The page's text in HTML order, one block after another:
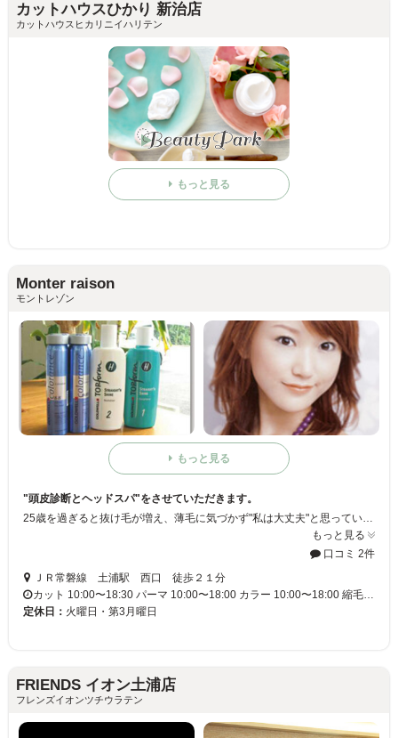
カットハウスひかり 新治店
カットハウスヒカリニイハリテン
もっと見る
Monter raison
モントレゾン
もっと見る
"頭皮診断とヘッドスパ"をさせていただきます。
25歳を過ぎると抜け毛が増え、薄毛に気づかず"私は大丈夫"と思っているお客様にも、実際どのくらい悪化しているかハッキリご説明いたします。 早期発見さえできれば、適切な自宅ケアだけでも、抜け毛・薄毛は予防できます！手遅れにならないためにも、早期点検をして、しっかりと頭皮のコンディションを整えて下さい！
もっと見る
口コミ 2件
ＪＲ常磐線 土浦駅 西口 徒歩２１分
カット 10:00〜18:30 パーマ 10:00〜18:00 カラー 10:00〜18:00 縮毛…
定休日： 火曜日・第3月曜日
FRIENDS イオン土浦店
フレンズイオンツチウラテン